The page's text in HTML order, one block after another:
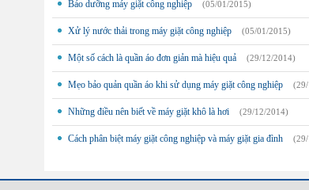
Bảo dưỡng máy giặt công nghiệp (05/01/2015)
Xử lý nước thải trong máy giặt công nghiệp (05/01/2015)
Một số cách là quần áo đơn giản mà hiệu quả (29/12/2014)
Mẹo bảo quản quần áo khi sử dụng máy giặt công nghiệp
Những điều nên biết về máy giặt khô là hơi (29/12/2014)
Cách phân biệt máy giặt công nghiệp và máy giặt gia đình